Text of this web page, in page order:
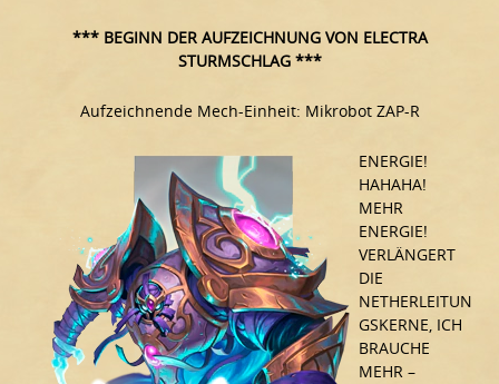
*** BEGINN DER AUFZEICHNUNG VON ELECTRA
STURMSCHLAG ***
Aufzeichnende Mech-Einheit: Mikrobot ZAP-R
ENERGIE!
HAHAHA!
MEHR
ENERGIE!
VERLÄNGERT
DIE
NETHERLEITUN
GSKERNE, ICH
BRAUCHE
MEHR –